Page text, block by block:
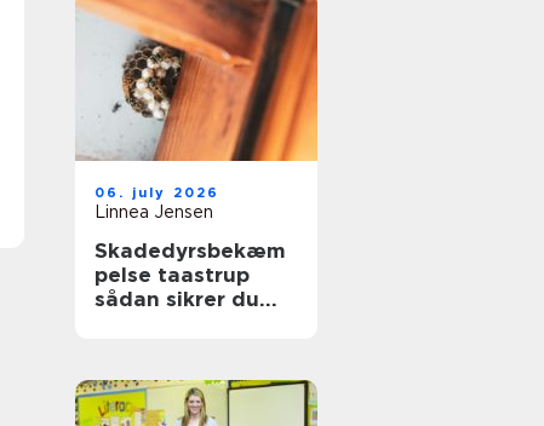
06. july 2026
Linnea Jensen
Skadedyrsbekæm
pelse taastrup
sådan sikrer du